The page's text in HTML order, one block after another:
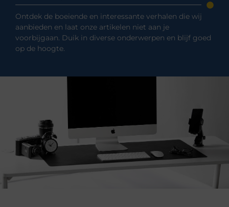
Ontdek de boeiende en interessante verhalen die wij
aanbieden en laat onze artikelen niet aan je
voorbijgaan. Duik in diverse onderwerpen en blijf goed
op de hoogte.